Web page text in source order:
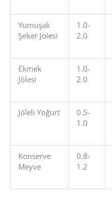
Yumuşak
Şeker Jölesi
1.0-
2.0
Ekmek
Jölesi
1.0-
2.0
Jöleli Yoğurt
0.5-
1.0
Konserve
Meyve
0.8-
1.2